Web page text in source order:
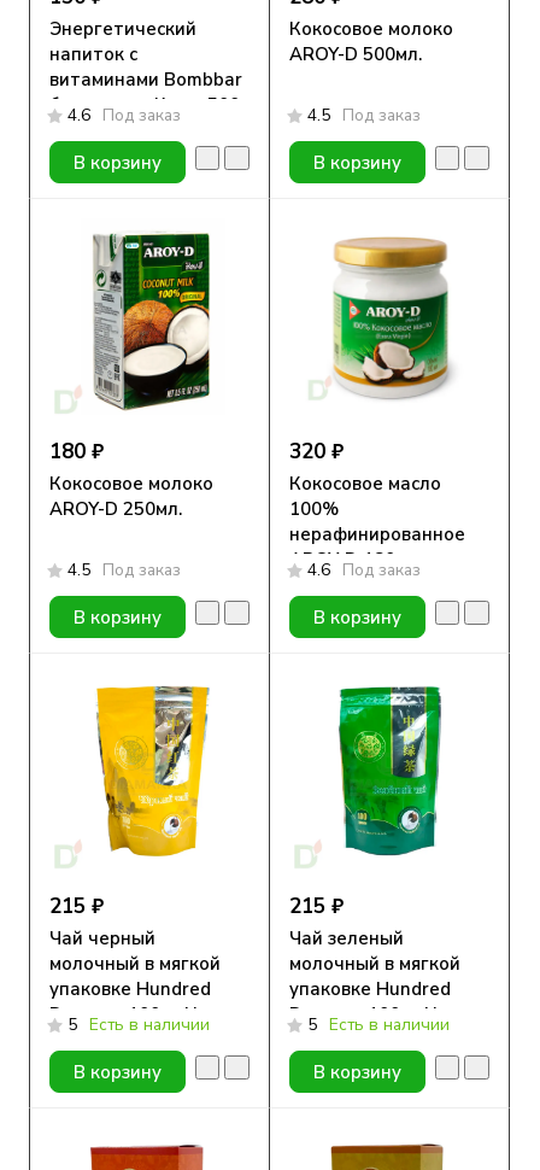
Энергетический
напиток с
витаминами Bombbar
без сахара, Кола, 500
мл
4.6 Под заказ
В корзину
Кокосовое молоко
AROY-D 500мл.
4.5 Под заказ
В корзину
180 ₽
Кокосовое молоко
AROY-D 250мл.
4.5 Под заказ
В корзину
320 ₽
Кокосовое масло
100%
нерафинированное
AROY-D 180мл.
4.6 Под заказ
В корзину
215 ₽
Чай черный
молочный в мягкой
упаковке Hundred
Dragons 100гр New
5 Есть в наличии
В корзину
215 ₽
Чай зеленый
молочный в мягкой
упаковке Hundred
Dragons 100гр New
5 Есть в наличии
В корзину